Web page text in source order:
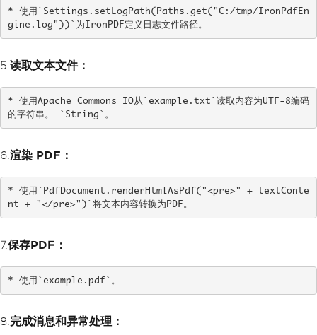
            e
. printStackTrace();
}
* 使用`Settings.setLogPath(Paths.get("C:/tmp/IronPdfEn
gine.log"))`为IronPDF定义日志文件路径。
5. 读取文本文件：
* 使用Apache Commons IO从`example.txt`读取内容为UTF-8编码
的字符串。 `String`。
6. 渲染 PDF：
* 使用`PdfDocument.renderHtmlAsPdf("<pre>" + textConte
nt + "</pre>")`将文本内容转换为PDF。
7.保存PDF：
* 使用`example.pdf`。
8. 完成消息和异常处理：